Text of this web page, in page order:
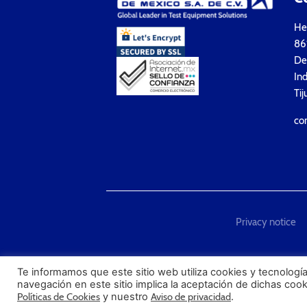
Privacy notice
Te informamos que este sitio web utiliza cookies y
navegación en este sitio implica la aceptación de dichas
Políticas de Cookies y nuestro Aviso de privacidad.